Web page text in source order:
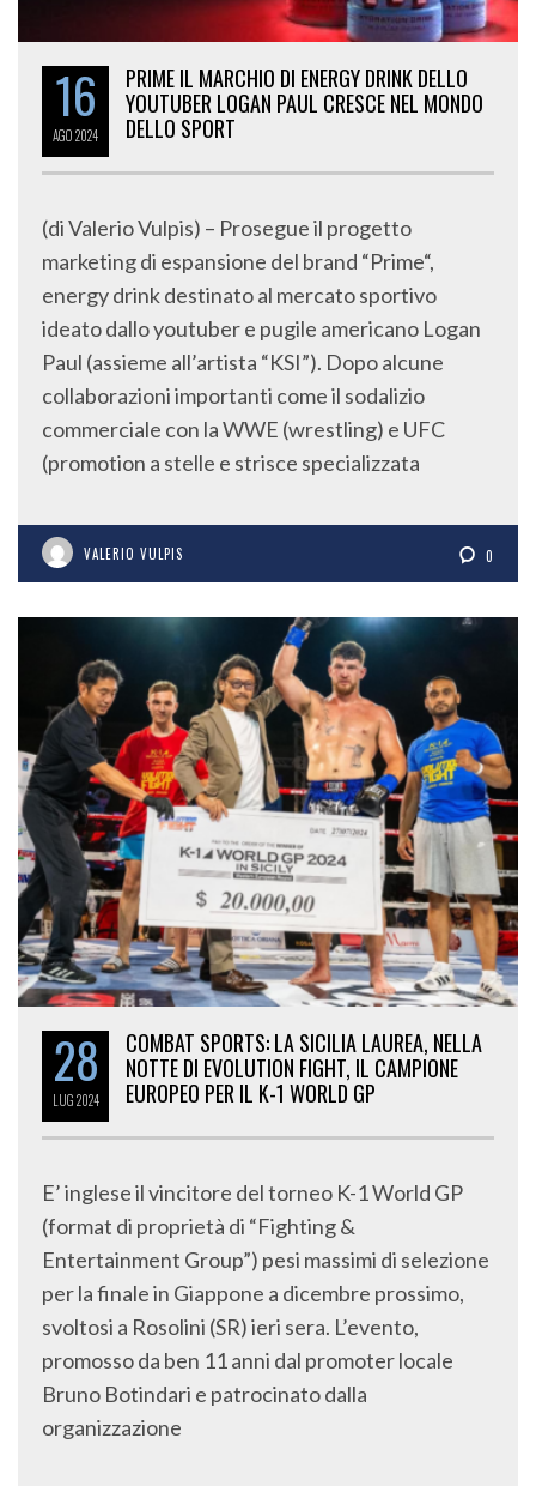
16
AGO2024
PRIME IL MARCHIO DI ENERGY DRINK DELLO
YOUTUBER LOGAN PAUL CRESCE NEL MONDO
DELLO SPORT
(di Valerio Vulpis) – Prosegue il progetto
marketing di espansione del brand “Prime“,
energy drink destinato al mercato sportivo
ideato dallo youtuber e pugile americano Logan
Paul (assieme all’artista “KSI”). Dopo alcune
collaborazioni importanti come il sodalizio
commerciale con la WWE (wrestling) e UFC
(promotion a stelle e strisce specializzata
VALERIO VULPIS 0
28
LUG2024
COMBAT SPORTS: LA SICILIA LAUREA, NELLA
NOTTE DI EVOLUTION FIGHT, IL CAMPIONE
EUROPEO PER IL K-1 WORLD GP
E’ inglese il vincitore del torneo K-1 World GP
(format di proprietà di “Fighting &
Entertainment Group”) pesi massimi di selezione
per la finale in Giappone a dicembre prossimo,
svoltosi a Rosolini (SR) ieri sera. L’evento,
promosso da ben 11 anni dal promoter locale
Bruno Botindari e patrocinato dalla
organizzazione